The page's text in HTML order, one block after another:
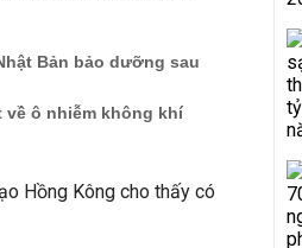
Bản bảo dưỡng sau
ô nhiễm không khí
Hồng Kông cho thấy có